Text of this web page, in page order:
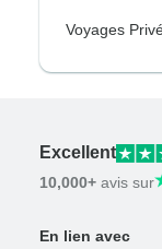
Voyages
Excellent
10,000+ avis sur
En lien avec